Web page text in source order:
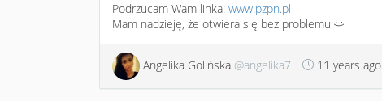
Podrzucam Wam linka: www.pzpn.pl
Mam nadzieję, że otwiera się bez problemu
:)
Angelika Golińska @angelika7 11 years ago